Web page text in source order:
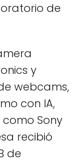
de
y
webcams,
con IA,
Sony
recibió
de